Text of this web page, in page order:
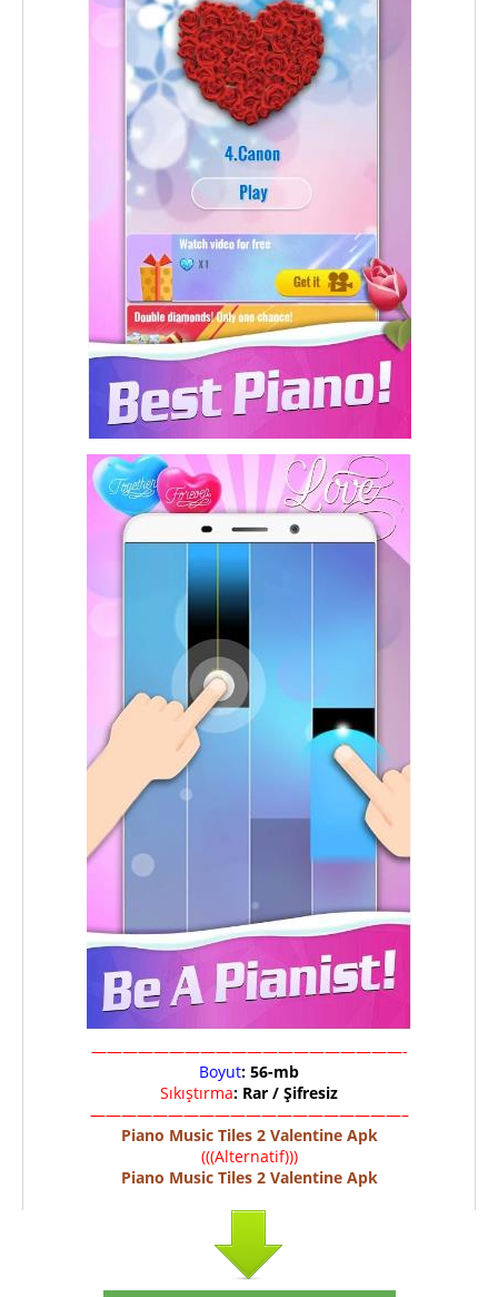
————————————————————-
Boyut: 56-mb
Sıkıştırma: Rar / Şifresiz
————————————————————–
Piano Music Tiles 2 Valentine Apk
(((Alternatif)))
Piano Music Tiles 2 Valentine Apk